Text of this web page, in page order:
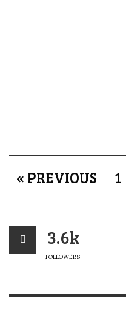
« PREVIOUS 1
3.6k
FOLLOWERS